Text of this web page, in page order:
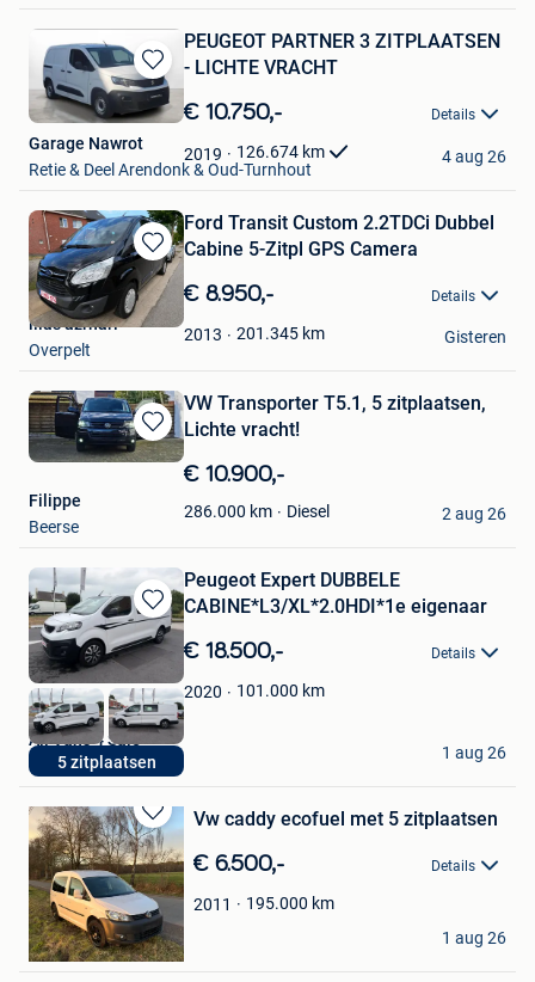
Bewaren
in
Mijn
Favorieten
PEUGEOT PARTNER 3 ZITPLAATSEN
- LICHTE VRACHT
€ 10.750,- Details
2019 126.674 km
Garage Nawrot
Retie & Deel Arendonk & Oud-Turnhout
4 aug 26
Bewaren
in
Mijn
Favorieten
Ford Transit Custom 2.2TDCi Dubbel
Cabine 5-Zitpl GPS Camera
€ 8.950,- Details
2013 201.345 km
ilias azrhari
Overpelt
Gisteren
Bewaren
in
Favorieten
VW Transporter T5.1, 5 zitplaatsen,
Lichte vracht!
€ 10.900,-
286.000 km Diesel
Filippe
Beerse
2 aug 26
Bewaren
in
Mijn
Favorieten
5 zitplaatsen
Peugeot Expert DUBBELE
CABINE*L3/XL*2.0HDI*1e eigenaar
€ 18.500,- Details
2020 101.000 km
️️️️All Vans️️️️️️️️️ 4 Sale
Blankenberge
1 aug 26
Bewaren
in
Mijn
Favorieten
Vw caddy ecofuel met 5 zitplaatsen
€ 6.500,- Details
2011 195.000 km
Ivanövitch
Westerlo
1 aug 26